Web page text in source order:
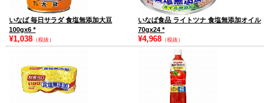
いなば 毎日サラダ 食塩無添加大豆
100gx6 *
¥1,038 （税抜）
いなば食品 ライトツナ 食塩無添加オイル
70gx24 *
¥4,968 （税抜）